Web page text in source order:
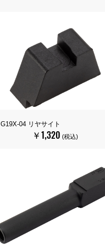
G19X-04 リヤサイト
￥1,320 (税込)